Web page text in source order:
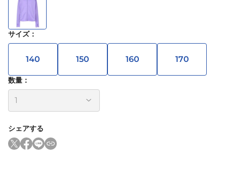
サイズ：
140 150 160 170
数量：
シェアする